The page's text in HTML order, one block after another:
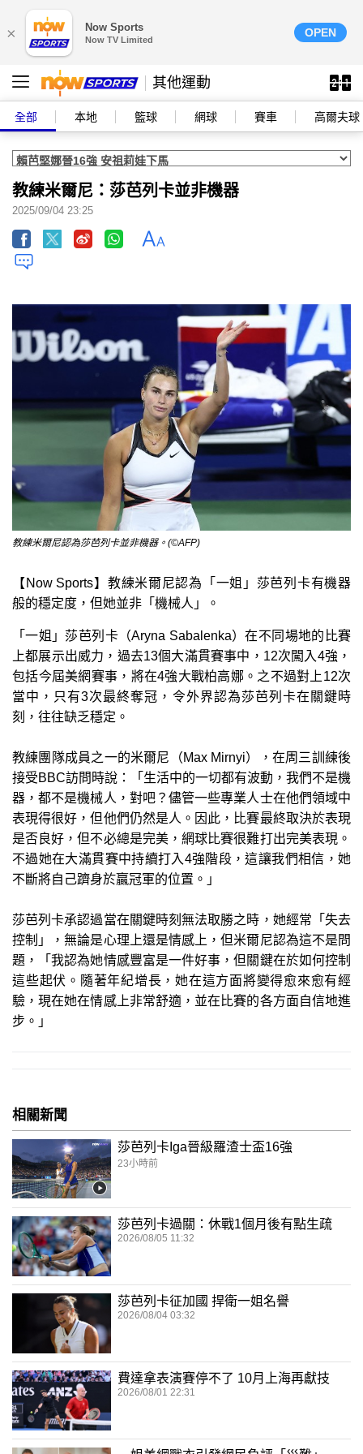
× Now Sports
Now TV Limited
OPEN
其他運動
全部 本地 籃球 網球 賽車 高爾夫球
教練米爾尼：莎芭列卡並非機器
2025/09/04 23:25
教練米爾尼認為莎芭列卡並非機器。(©AFP)
【Now Sports】教練米爾尼認為「一姐」莎芭列卡有機器
般的穩定度，但她並非「機械人」。
「一姐」莎芭列卡（Aryna Sabalenka）在不同場地的比賽
上都展示出威力，過去13個大滿貫賽事中，12次闖入4強，
包括今屆美網賽事，將在4強大戰柏高娜。之不過對上12次
當中，只有3次最終奪冠，令外界認為莎芭列卡在關鍵時
刻，往往缺乏穩定。
教練團隊成員之一的米爾尼（Max Mirnyi），在周三訓練後
接受BBC訪問時說：「生活中的一切都有波動，我們不是機
器，都不是機械人，對吧？儘管一些專業人士在他們領域中
表現得很好，但他們仍然是人。因此，比賽最終取決於表現
是否良好，但不必總是完美，網球比賽很難打出完美表現。
不過她在大滿貫賽中持續打入4強階段，這讓我們相信，她
不斷將自己躋身於贏冠軍的位置。」
莎芭列卡承認過當在關鍵時刻無法取勝之時，她經常「失去
控制」，無論是心理上還是情感上，但米爾尼認為這不是問
題，「我認為她情感豐富是一件好事，但關鍵在於如何控制
這些起伏。隨著年紀增長，她在這方面將變得愈來愈有經
驗，現在她在情感上非常舒適，並在比賽的各方面自信地進
步。」
相關新聞
莎芭列卡Iga晉級羅渣士盃16強
23小時前
莎芭列卡過關：休戰1個月後有點生疏
2026/08/05 11:32
莎芭列卡征加國 捍衛一姐名譽
2026/08/04 03:32
費達拿表演賽停不了 10月上海再獻技
2026/08/01 22:31